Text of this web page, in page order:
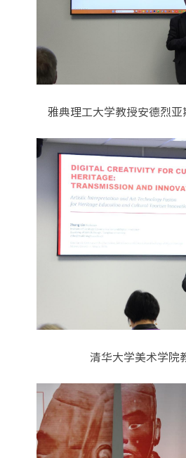
雅典理工大学教授安德烈
清华大学美术学院